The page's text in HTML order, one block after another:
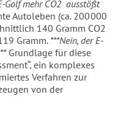
Golf mehr CO2 ausstößt
Autoleben (ca. 200 000
140 Gramm CO2
Gramm. ***Nein, der E-
Grundlage für diese
ein komplexes
Verfahren zur
von der